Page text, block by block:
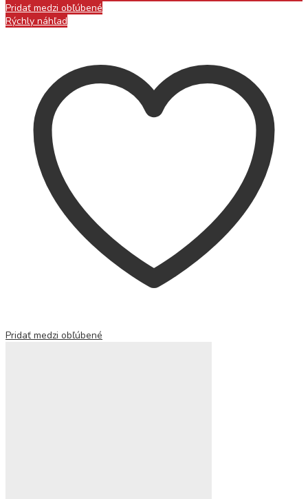
Pridať medzi obľúbené
Rýchly náhľad
Pridať medzi obľúbené